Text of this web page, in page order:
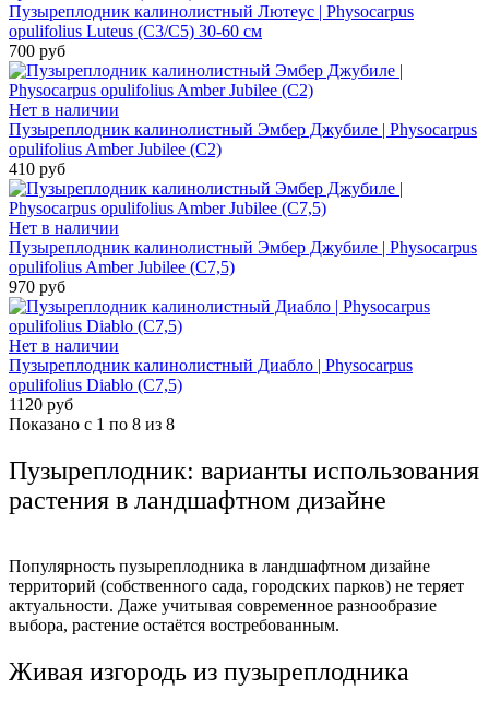
Пузыреплодник калинолистный Лютеус | Physocarpus
opulifolius Luteus (С3/С5) 30-60 см
700 руб
Нет в наличии
Пузыреплодник калинолистный Эмбер Джубиле | Physocarpus
opulifolius Amber Jubilee (С2)
410 руб
Нет в наличии
Пузыреплодник калинолистный Эмбер Джубиле | Physocarpus
opulifolius Amber Jubilee (C7,5)
970 руб
Нет в наличии
Пузыреплодник калинолистный Диабло | Physocarpus
opulifolius Diablo (С7,5)
1120 руб
Показано с 1 по 8 из 8
Пузыреплодник: варианты использования
растения в ландшафтном дизайне
Популярность пузыреплодника в ландшафтном дизайне
территорий (собственного сада, городских парков) не теряет
актуальности. Даже учитывая современное разнообразие
выбора, растение остаётся востребованным.
Живая изгородь из пузыреплодника